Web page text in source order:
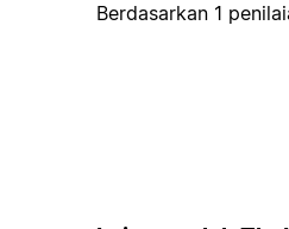
Berdasarkan 1